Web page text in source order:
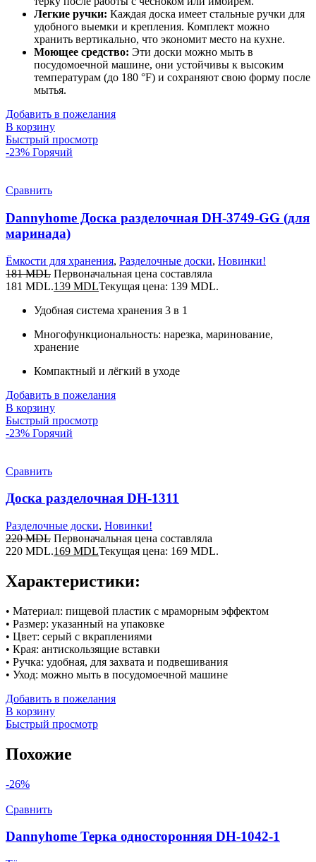
Легкие ручки: Каждая доска имеет стальные ручки для
удобного выемки и крепления. Комплект можно
хранить вертикально, что экономит место на кухне.
Моющее средство: Эти доски можно мыть в
посудомоечной машине, они устойчивы к высоким
температурам (до 180 °F) и сохраняют свою форму после
мытья.
Добавить в пожелания
В корзину
Быстрый просмотр
-23% Горячий
Сравнить
Dannyhome Доска разделочная DH-3749-GG (для
маринада)
Ёмкости для хранения, Разделочные доски, Новинки!
181MDL Первоначальная цена составляла
181 MDL.139 MDLТекущая цена: 139 MDL.
Удобная система хранения 3 в 1
Многофункциональность: нарезка, маринование,
хранение
Компактный и лёгкий в уходе
Добавить в пожелания
В корзину
Быстрый просмотр
-23% Горячий
Сравнить
Доска разделочная DH-1311
Разделочные доски, Новинки!
220MDL Первоначальная цена составляла
220 MDL.169 MDLТекущая цена: 169 MDL.
Характеристики:
• Материал: пищевой пластик с мраморным эффектом
• Размер: указанный на упаковке
• Цвет: серый с вкраплениями
• Края: антискользящие вставки
• Ручка: удобная, для захвата и подвешивания
• Уход: можно мыть в посудомоечной машине
Добавить в пожелания
В корзину
Быстрый просмотр
Похожие
-26%
Сравнить
Dannyhome Терка односторонняя DH-1042-1